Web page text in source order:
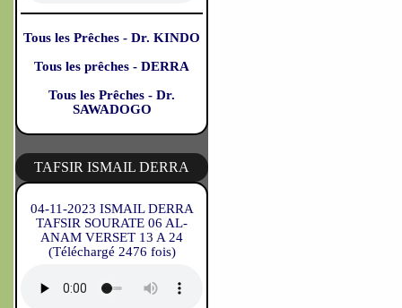
Tous les Prêches - Dr. KINDO
Tous les prêches - DERRA
Tous les Prêches - Dr.
SAWADOGO
TAFSIR ISMAIL DERRA
04-11-2023 ISMAIL DERRA
TAFSIR SOURATE 06 AL-
ANAM VERSET 13 A 24
(Téléchargé 2476 fois)